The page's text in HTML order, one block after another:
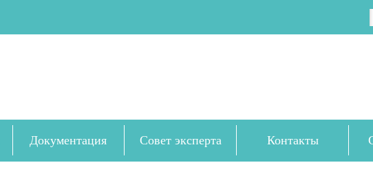
Документация Совет эксперта Контакты